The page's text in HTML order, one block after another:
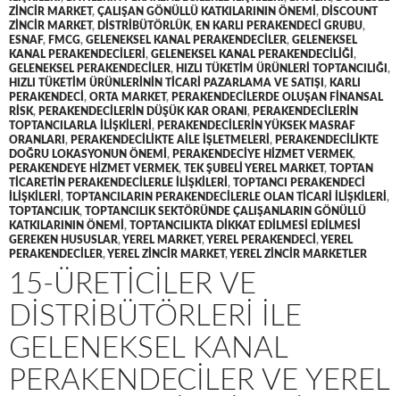
ZINCIR MARKET, ÇALIŞAN GÖNÜLLÜ KATKILARININ ÖNEMI , DISCOUNT
ZINCIR MARKET, DISTRIBÜTÖRLÜK, EN KARLI PERAKENDECI GRUBU,
ESNAF, FMCG, GELENEKSEL KANAL PERAKENDECILER, GELENEKSEL
KANAL PERAKENDECILERI , GELENEKSEL KANAL PERAKENDECILIĞI ,
GELENEKSEL PERAKENDECILER, HIZLI TÜKETIM ÜRÜNLERI TOPTANCILIĞI ,
HIZLI TÜKETIM ÜRÜNLERININ TICARI PAZARLAMA VE SATIŞI , KARLI
PERAKENDECI , ORTA MARKET, PERAKENDECILERDE OLUŞAN FINANSAL
RISK, PERAKENDECILERIN DÜŞÜK KAR ORANI , PERAKENDECILERIN
TOPTANCILARLA ILIŞKILERI , PERAKENDECILERIN YÜKSEK MASRAF
ORANLARI , PERAKENDECILIKTE AILE IŞLETMELERI , PERAKENDECILIKTE
DOĞRU LOKASYONUN ÖNEMI , PERAKENDECIYE HIZMET VERMEK,
PERAKENDEYE HIZMET VERMEK, TEK ŞUBELI YEREL MARKET, TOPTAN
TICARETIN PERAKENDECILERLE ILIŞKILERI , TOPTANCI PERAKENDECI
ILIŞKILERI , TOPTANCILARIN PERAKENDECILERLE OLAN TICARI ILIŞKILERI ,
TOPTANCILIK, TOPTANCILIK SEKTÖRÜNDE ÇALIŞANLARIN GÖNÜLLÜ
KATKILARININ ÖNEMI , TOPTANCILIKTA DIKKAT EDILMESI EDILMESI
GEREKEN HUSUSLAR,YEREL MARKET,YEREL PERAKENDECI ,YEREL
PERAKENDECILER,YEREL ZINCIR MARKET,YEREL ZINCIR MARKETLER
15-ÜRETICILER VE
DISTRIBÜTÖRLERI ILE
GELENEKSEL KANAL
PERAKENDECILER VE YEREL